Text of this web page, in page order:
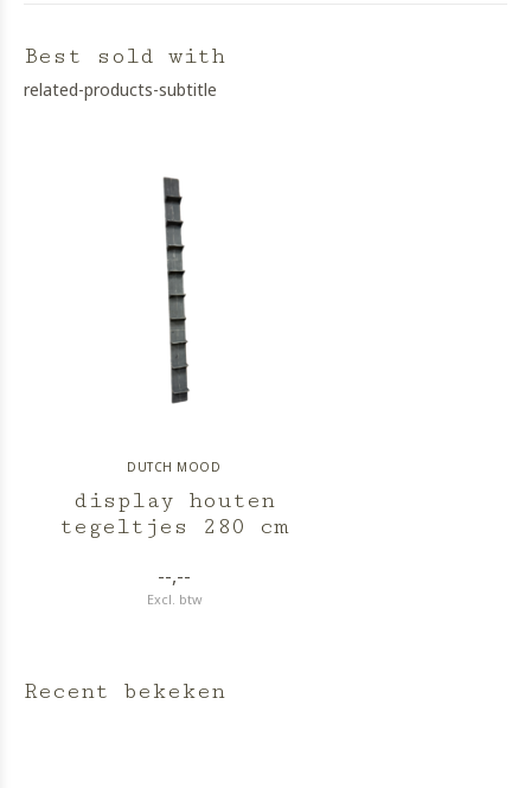
Best sold with
related-products-subtitle
DUTCH MOOD
display houten
tegeltjes 280 cm
--,--
Excl. btw
Recent bekeken